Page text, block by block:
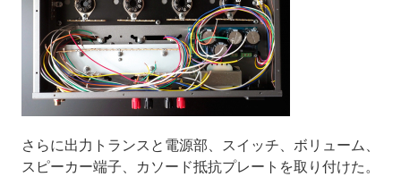
さらに出力トランスと電源部、スイッチ、ボリューム、
スピーカー端子、カソード抵抗プレートを取り付けた。